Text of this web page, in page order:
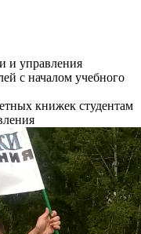
и управления
с началом учебного
книжек студентам